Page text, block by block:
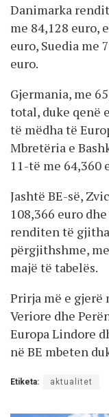
Danimarka
me 84,128 euro,
euro, Suedia me
euro.
Gjermania, me
total, duke qenë
të mëdha të
Mbretëria e
11-të me 64,360
Jashtë BE-së,
108,366 euro
renditen të
përgjithshme,
majë të tabelës.
Prirja më e gjerë
Veriore dhe
Europa Lindore
në BE mbeten
Etiketa: aktualitet